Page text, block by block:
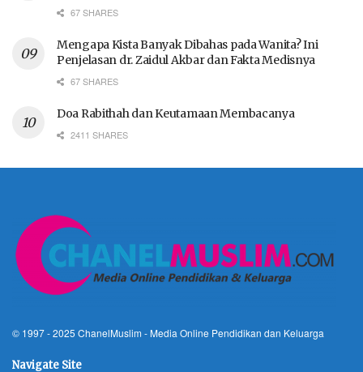
67 SHARES
Mengapa Kista Banyak Dibahas pada Wanita? Ini
Penjelasan dr. Zaidul Akbar dan Fakta Medisnya
67 SHARES
Doa Rabithah dan Keutamaan Membacanya
2411 SHARES
© 1997 - 2025 ChanelMuslim - Media Online Pendidikan dan Keluarga
Navigate Site